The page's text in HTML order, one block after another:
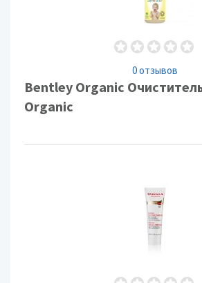
0 отзывов
Bentley Organic
Organic